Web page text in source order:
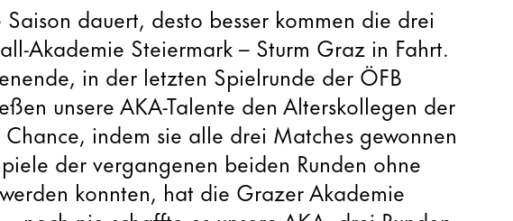
dauert, desto besser kommen die drei
Akademie Steiermark – Sturm Graz in Fahrt.
in der letzten Spielrunde der ÖFB
unsere AKA-Talente den Alterskollegen der
indem sie alle drei Matches gewonnen
der vergangenen beiden Runden ohne
konnten, hat die Grazer Akademie